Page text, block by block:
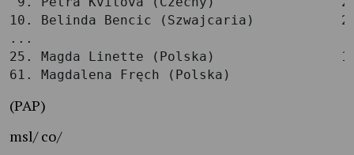
10. Belinda Bencic (Szwajcaria)
...
25. Magda Linette (Polska)
(PAP)
msl/ co/